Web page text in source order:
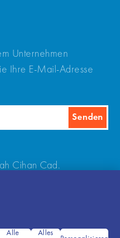
Unternehmen
Ihre E-Mail-Adresse
Cihan Cad.
34885 TÜRKİYE
67 24-25
Alle Alles